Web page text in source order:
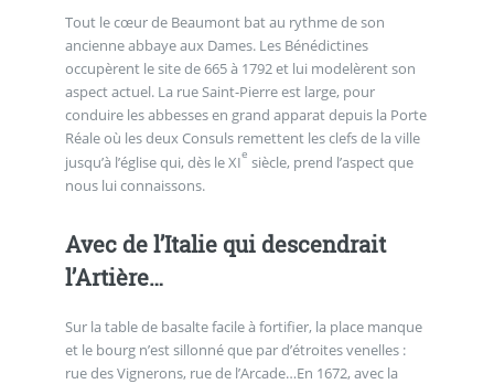
Tout le cœur de Beaumont bat au rythme de son
ancienne abbaye aux Dames. Les Bénédictines
occupèrent le site de 665 à 1792 et lui modelèrent son
aspect actuel. La rue Saint-Pierre est large, pour
conduire les abbesses en grand apparat depuis la Porte
Réale où les deux Consuls remettent les clefs de la ville
jusqu’à l’église qui, dès le XIe siècle, prend l’aspect que
nous lui connaissons.
Avec de l’Italie qui descendrait
l’Artière…
Sur la table de basalte facile à fortifier, la place manque
et le bourg n’est sillonné que par d’étroites venelles :
rue des Vignerons, rue de l’Arcade…En 1672, avec la